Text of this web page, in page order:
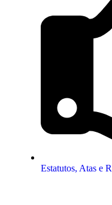
Estatutos, Atas e